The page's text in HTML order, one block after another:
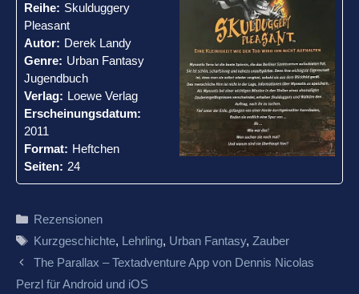
Reihe: Skulduggery
Pleasant
Autor: Derek Landy
Genre: Urban Fantasy
Jugendbuch
Verlag: Loewe Verlag
Erscheinungsdatum:
2011
Format: Heftchen
Seiten: 24
Kategorien
Rezensionen
Schlagwörter
Kurzgeschichte, Lehrling, Urban Fantasy, Zauber
Beitrags-
Navigation
The Parallax – Textadventure App von Dennis Nicolas
Perzl für Android und iOS